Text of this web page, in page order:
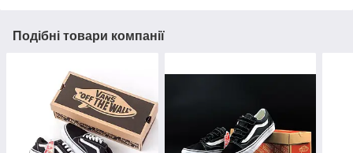
Подібні товари компанії